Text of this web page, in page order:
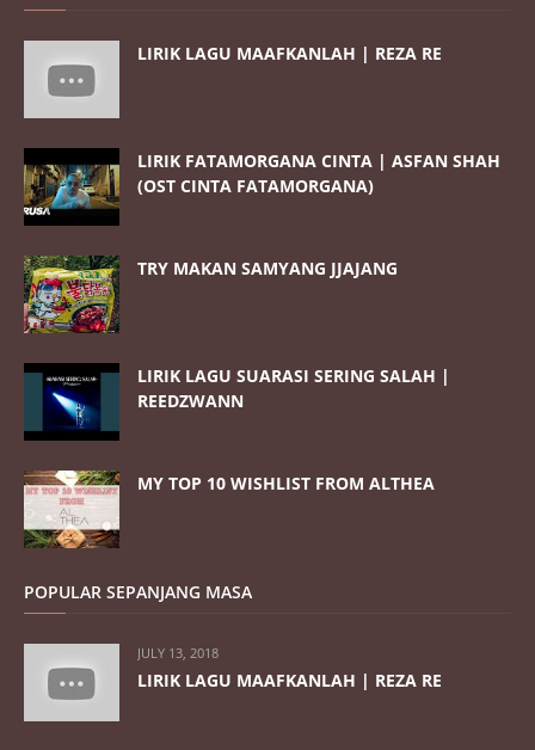
LIRIK LAGU MAAFKANLAH | REZA RE
LIRIK FATAMORGANA CINTA | ASFAN SHAH
(OST CINTA FATAMORGANA)
TRY MAKAN SAMYANG JJAJANG
LIRIK LAGU SUARASI SERING SALAH |
REEDZWANN
MY TOP 10 WISHLIST FROM ALTHEA
POPULAR SEPANJANG MASA
JULY 13, 2018
LIRIK LAGU MAAFKANLAH | REZA RE